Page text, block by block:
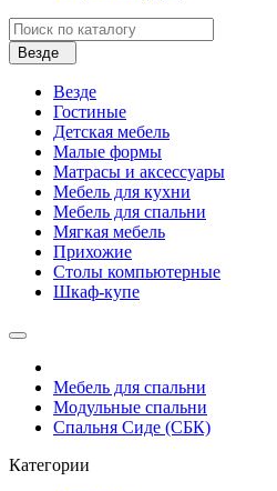
Везде
Везде
Гостиные
Детская мебель
Малые формы
Матрасы и аксессуары
Мебель для кухни
Мебель для спальни
Мягкая мебель
Прихожие
Столы компьютерные
Шкаф-купе
Мебель для спальни
Модульные спальни
Спальня Сиде (СБК)
Категории